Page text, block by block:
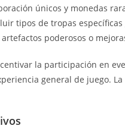
únicos y monedas
tipos de tropas específicas
poderosos o
la participación en
general de juego.